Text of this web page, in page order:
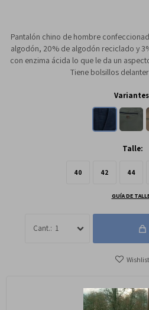
Pantalón chino de hombre
algodón, 20% de algodón reciclado y
con enzima ácida lo que le da un
Tiene bolsillos
Talle:
40 42 44
GUÍA DE
1
Métodos y